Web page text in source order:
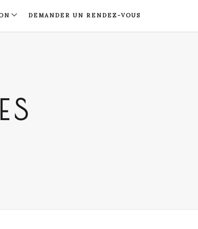
DEMANDER UN RENDEZ-VOUS